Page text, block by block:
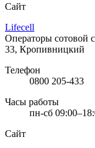
Сайт
Lifecell
Операторы сотовой
33, Кропивницкий
Телефон
0800 205-433
Часы работы
пн-сб
Сайт